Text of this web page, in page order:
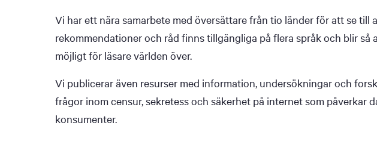
Vi har ett nära samarbete med översättare från tio länder för att se till
rekommendationer och råd finns tillgängliga på flera språk och blir så
möjligt för läsare världen över.
Vi publicerar även resurser med information, undersökningar och
frågor inom censur, sekretess och säkerhet på internet som påverkar
konsumenter.